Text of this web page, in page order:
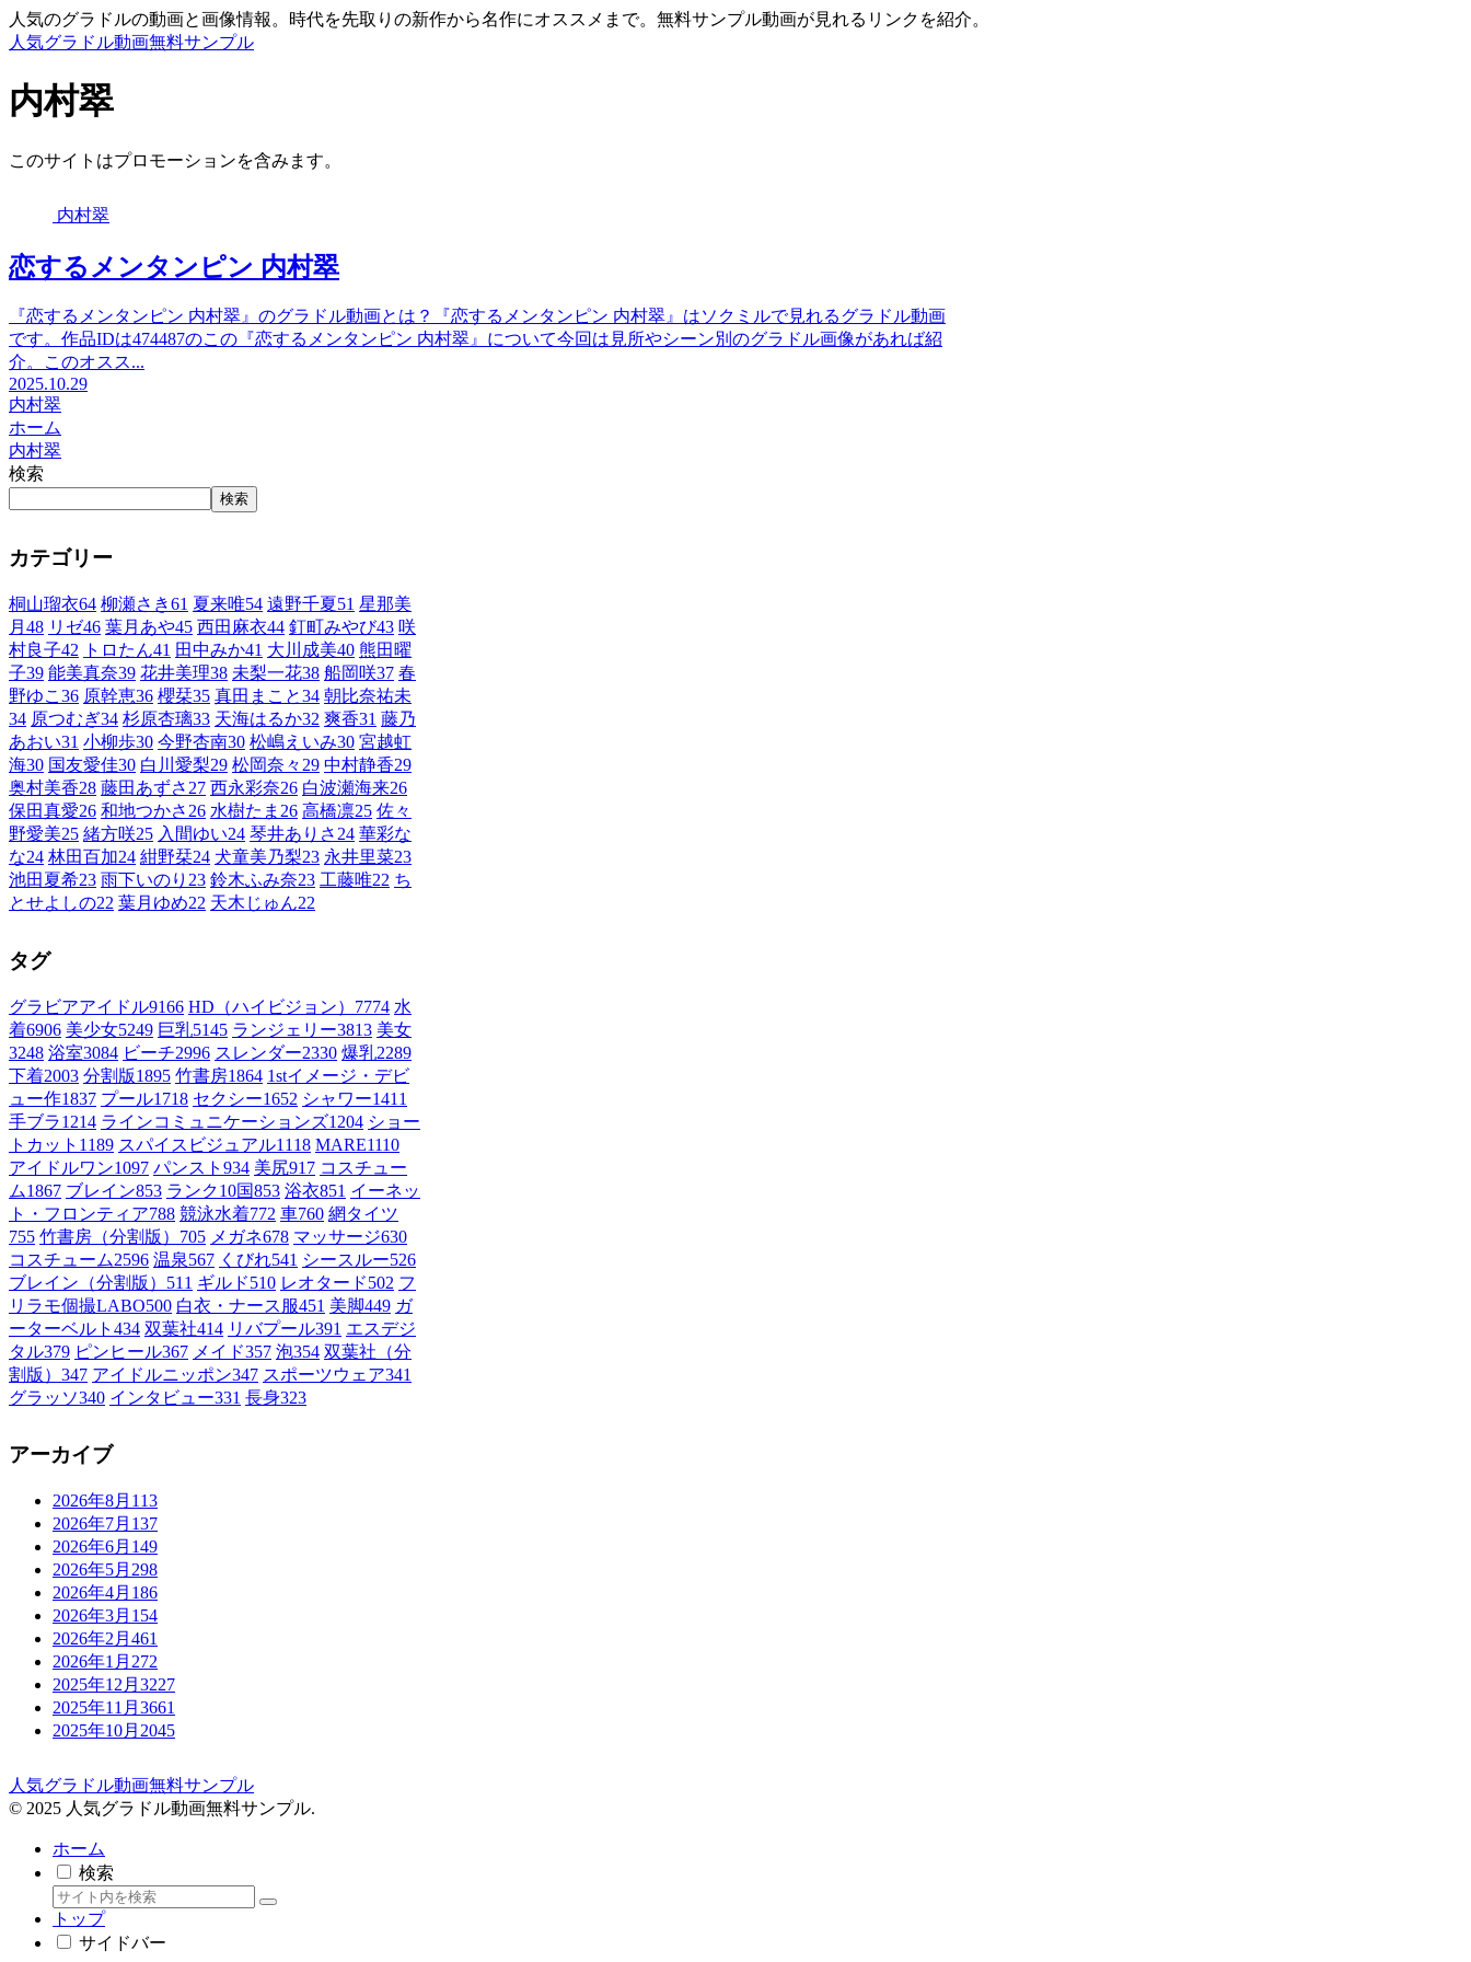
人気のグラドルの動画と画像情報。時代を先取りの新作から名作にオススメまで。無料サンプル動画が見れるリンクを紹介。
人気グラドル動画無料サンプル
内村翠
このサイトはプロモーションを含みます。
内村翠
恋するメンタンピン 内村翠
『恋するメンタンピン 内村翠』のグラドル動画とは？『恋するメンタンピン 内村翠』はソクミルで見れるグラドル動画
です。作品IDは474487のこの『恋するメンタンピン 内村翠』について今回は見所やシーン別のグラドル画像があれば紹
介。このオスス...
2025.10.29
内村翠
ホーム
内村翠
検索
検索
カテゴリー
桐山瑠衣64 柳瀬さき61 夏来唯54 遠野千夏51 星那美
月 48 リゼ46 葉月あや45 西田麻衣44 釘町みやび43 咲
村良子42 トロたん41 田中みか41 大川成美40 熊田曜
子39 能美真奈39 花井美理38 未梨一花38 船岡咲37 春
野ゆこ 36 原幹恵36 櫻栞35 真田まこと34 朝比奈祐未
34 原つむぎ34 杉原杏璃33 天海はるか32 爽香31 藤乃
あおい31 小柳歩30 今野杏南30 松嶋えいみ30 宮越虹
海30 国友愛佳30 白川愛梨29 松岡奈々 29 中村静香29
奥村美香28 藤田あずさ 27 西永彩奈26 白波瀬海来26
保田真愛26 和地つかさ 26 水樹たま 26 高橋凛25 佐々
野愛美25 緒方咲25 入間ゆい24 琴井ありさ 24 華彩な
な24 林田百加24 紺野栞24 犬童美乃梨23 永井里菜23
池田夏希23 雨下いのり 23 鈴木ふみ奈23 工藤唯22 ち
とせよしの22 葉月ゆめ22 天木じゅん22
タグ
グラビアアイドル9166 HD（ハイビジョン） 7774 水
着6906 美少女5249 巨乳5145 ランジェリー3813 美女
3248 浴室3084 ビーチ2996 スレンダー2330 爆乳2289
下着2003 分割版1895 竹書房1864 1stイメージ・デビ
ュー作1837 プール1718 セクシー1652 シャワー1411
手ブラ1214 ラインコミュニケーションズ1204 ショー
トカット 1189 スパイスビジュアル1118 MARE1110
アイドルワン1097 パンスト 934 美尻917 コスチュー
ム1867 ブレイン853 ランク10国853 浴衣851 イーネッ
ト・フロンティア788 競泳水着772 車760 網タイツ
755 竹書房（分割版） 705 メガネ678 マッサージ630
コスチューム2596 温泉567 くびれ541 シースルー526
ブレイン（分割版） 511 ギルド510 レオタード502 フ
リラモ個撮LABO500 白衣・ナース服451 美脚449 ガ
ーターベルト 434 双葉社414 リバプール391 エスデジ
タル379 ピンヒール367 メイド357 泡354 双葉社（分
割版） 347 アイドルニッポン347 スポーツウェア341
グラッソ340 インタビュー331 長身323
アーカイブ
2026年8月 113
2026年7月 137
2026年6月 149
2026年5月 298
2026年4月 186
2026年3月 154
2026年2月 461
2026年1月 272
2025年12月 3227
2025年11月 3661
2025年10月 2045
人気グラドル動画無料サンプル
© 2025 人気グラドル動画無料サンプル.
ホーム
検索
トップ
サイドバー